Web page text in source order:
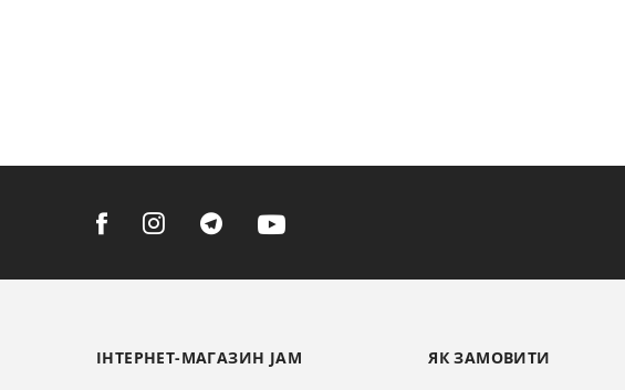
ІНТЕРНЕТ-МАГАЗИН JAM ЯК ЗАМОВИТИ